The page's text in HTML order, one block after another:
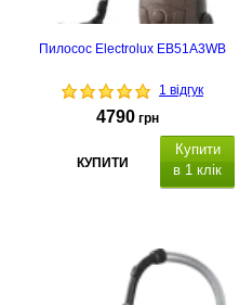
Пилосос Electrolux EB51A3WB
1 відгук
4790 грн
КУПИТИ
Купити
в 1 клік